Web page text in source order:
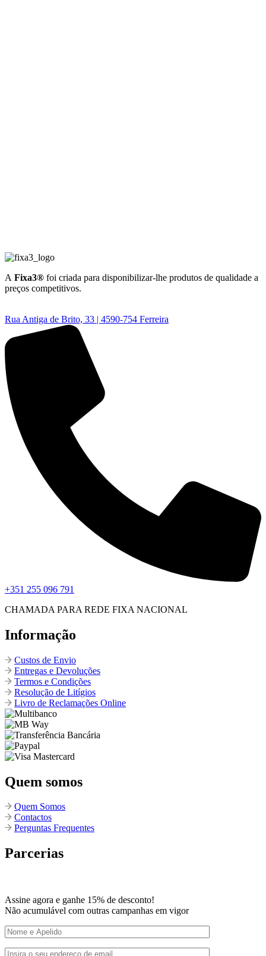
A Fixa3® foi criada para disponibilizar-lhe produtos de qualidade a
preços competitivos.
Rua Antiga de Brito, 33 | 4590-754 Ferreira
+351 255 096 791
CHAMADA PARA REDE FIXA NACIONAL
Informação
Custos de Envio
Entregas e Devoluções
Termos e Condições
Resolução de Litígios
Livro de Reclamações Online
Quem somos
Quem Somos
Contactos
Perguntas Frequentes
Parcerias
Assine agora e ganhe 15% de desconto!
Não acumulável com outras campanhas em vigor